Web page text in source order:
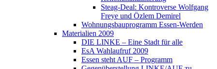
Steag-Deal: Kontroverse Wolfgang
Freye und Özlem Demirel
Wohnungsbauprogramm Essen-Werden
Materialien 2009
DIE LINKE – Eine Stadt für alle
EsA Wahlaufruf 2009
Essen steht AUF – Programm